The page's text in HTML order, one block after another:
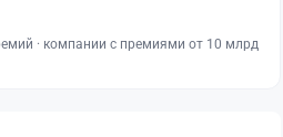
· компании с премиями от 10 млрд